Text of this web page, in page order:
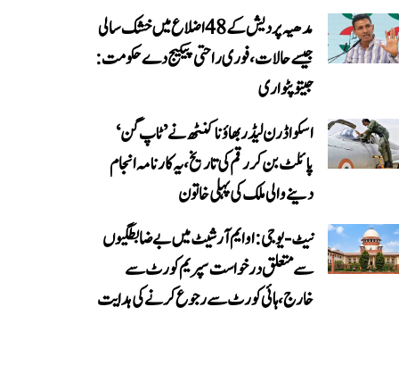
مدھیہ پردیش کے 48 اضلاع میں خشک سالی
جیسے حالات، فوری راحتی پیکیج دے حکومت:
جیتو پٹواری
اسکواڈرن لیڈر بھاؤنا کنٹھ نے ’ٹاپ گن‘
پائلٹ بن کر رقم کی تاریخ، یہ کارنامہ انجام
دینے والی ملک کی پہلی خاتون
نیٹ-یو جی: او ایم آر شیٹ میں بے ضابطگیوں
سے متعلق درخواست سپریم کورٹ سے
خارج، ہائی کورٹ سے رجوع کرنے کی ہدایت